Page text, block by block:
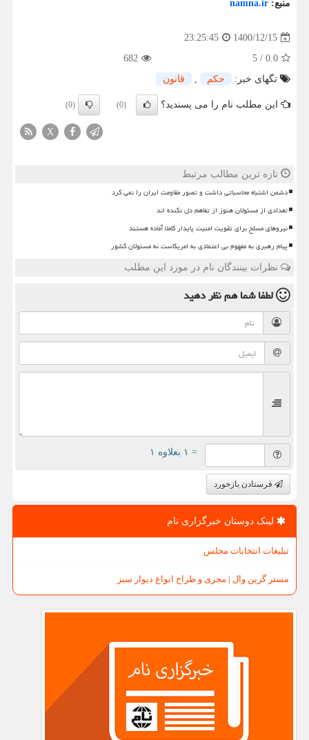
منبع: namna.ir
1400/12/15
23:25:45
0.0
/
5
682
تگهای خبر:
حكم , قانون
این مطلب نام را می پسندید؟ (0)
(0)
X
تازه ترین مطالب مرتبط
دشمن اشتباه محاسباتی داشت و تصور مقاومت ایران را نمی کرد
تعدادی از مسئولان هنوز از تفاهم دل نکنده اند
نیروهای مسلح برای تقویت امنیت پایدار کاملا آماده هستند
پیام رهبری به مفهوم بی اعتمادی به امریکاست نه مسئولان کشور
نظرات بینندگان نام در مورد این مطلب
لطفا شما همنظر دهید
= ۱ بعلاوه ۱
فرستادن بازخورد
لینک دوستان خبرگزاری نام
تبلیغات انتخابات مجلس
مستر گرین وال | مجری و طراح انواع دیوار سبز